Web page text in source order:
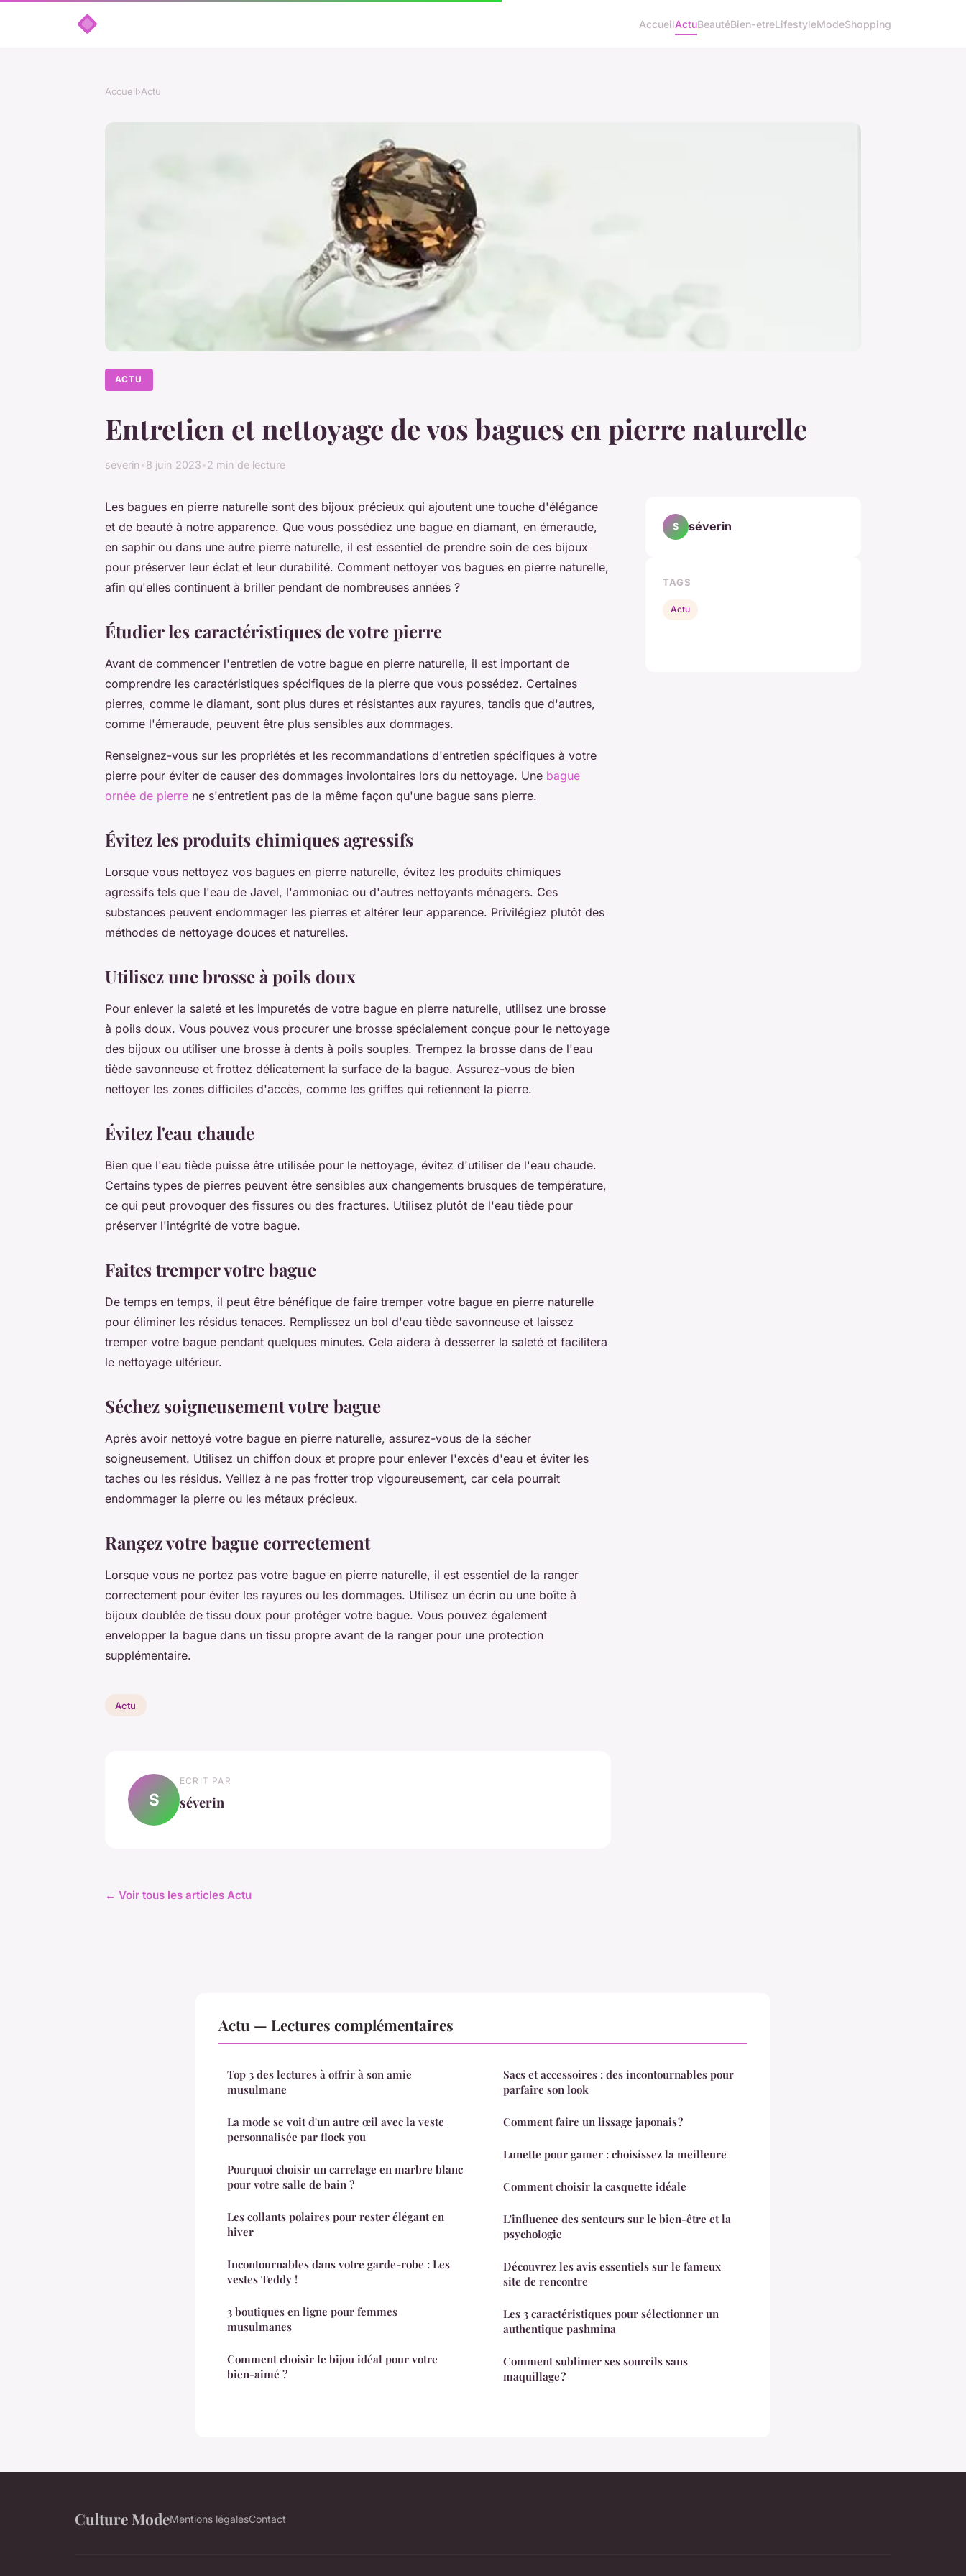
AccueilActuBeautéBien-etreLifestyleModeShopping
Accueil›Actu
ACTU
Entretien et nettoyage de vos bagues en pierre naturelle
séverin•8 juin 2023•2 min de lecture
Les bagues en pierre naturelle sont des bijoux précieux qui ajoutent une touche d'élégance
et de beauté à notre apparence. Que vous possédiez une bague en diamant, en émeraude,
en saphir ou dans une autre pierre naturelle, il est essentiel de prendre soin de ces bijoux
pour préserver leur éclat et leur durabilité. Comment nettoyer vos bagues en pierre naturelle,
afin qu'elles continuent à briller pendant de nombreuses années ?
Étudier les caractéristiques de votre pierre
Avant de commencer l'entretien de votre bague en pierre naturelle, il est important de
comprendre les caractéristiques spécifiques de la pierre que vous possédez. Certaines
pierres, comme le diamant, sont plus dures et résistantes aux rayures, tandis que d'autres,
comme l'émeraude, peuvent être plus sensibles aux dommages.
Renseignez-vous sur les propriétés et les recommandations d'entretien spécifiques à votre
pierre pour éviter de causer des dommages involontaires lors du nettoyage. Une bague
ornée de pierre ne s'entretient pas de la même façon qu'une bague sans pierre.
Évitez les produits chimiques agressifs
Lorsque vous nettoyez vos bagues en pierre naturelle, évitez les produits chimiques
agressifs tels que l'eau de Javel, l'ammoniac ou d'autres nettoyants ménagers. Ces
substances peuvent endommager les pierres et altérer leur apparence. Privilégiez plutôt des
méthodes de nettoyage douces et naturelles.
Utilisez une brosse à poils doux
Pour enlever la saleté et les impuretés de votre bague en pierre naturelle, utilisez une brosse
à poils doux. Vous pouvez vous procurer une brosse spécialement conçue pour le nettoyage
des bijoux ou utiliser une brosse à dents à poils souples. Trempez la brosse dans de l'eau
tiède savonneuse et frottez délicatement la surface de la bague. Assurez-vous de bien
nettoyer les zones difficiles d'accès, comme les griffes qui retiennent la pierre.
Évitez l'eau chaude
Bien que l'eau tiède puisse être utilisée pour le nettoyage, évitez d'utiliser de l'eau chaude.
Certains types de pierres peuvent être sensibles aux changements brusques de température,
ce qui peut provoquer des fissures ou des fractures. Utilisez plutôt de l'eau tiède pour
préserver l'intégrité de votre bague.
Faites tremper votre bague
De temps en temps, il peut être bénéfique de faire tremper votre bague en pierre naturelle
pour éliminer les résidus tenaces. Remplissez un bol d'eau tiède savonneuse et laissez
tremper votre bague pendant quelques minutes. Cela aidera à desserrer la saleté et facilitera
le nettoyage ultérieur.
Séchez soigneusement votre bague
Après avoir nettoyé votre bague en pierre naturelle, assurez-vous de la sécher
soigneusement. Utilisez un chiffon doux et propre pour enlever l'excès d'eau et éviter les
taches ou les résidus. Veillez à ne pas frotter trop vigoureusement, car cela pourrait
endommager la pierre ou les métaux précieux.
Rangez votre bague correctement
Lorsque vous ne portez pas votre bague en pierre naturelle, il est essentiel de la ranger
correctement pour éviter les rayures ou les dommages. Utilisez un écrin ou une boîte à
bijoux doublée de tissu doux pour protéger votre bague. Vous pouvez également
envelopper la bague dans un tissu propre avant de la ranger pour une protection
supplémentaire.
Actu
S
ECRIT PAR
séverin
← Voir tous les articles Actu
S séverin
TAGS
Actu
Actu — Lectures complémentaires
Top 3 des lectures à offrir à son amie
musulmane
La mode se voit d'un autre œil avec la veste
personnalisée par flock you
Pourquoi choisir un carrelage en marbre blanc
pour votre salle de bain ?
Les collants polaires pour rester élégant en
hiver
Incontournables dans votre garde-robe : Les
vestes Teddy !
3 boutiques en ligne pour femmes
musulmanes
Comment choisir le bijou idéal pour votre
bien-aimé ?
Sacs et accessoires : des incontournables pour
parfaire son look
Comment faire un lissage japonais ?
Lunette pour gamer : choisissez la meilleure
Comment choisir la casquette idéale
L'influence des senteurs sur le bien-être et la
psychologie
Découvrez les avis essentiels sur le fameux
site de rencontre
Les 3 caractéristiques pour sélectionner un
authentique pashmina
Comment sublimer ses sourcils sans
maquillage ?
Culture ModeMentions légalesContact